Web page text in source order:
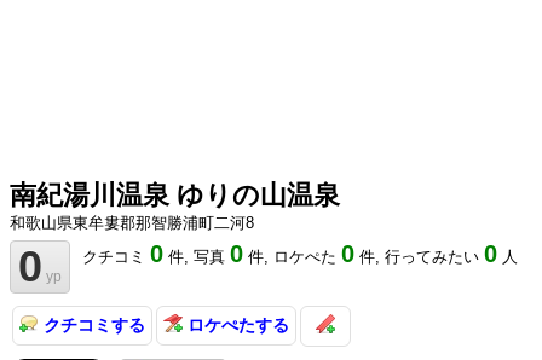
南紀湯川温泉 ゆりの山温泉
和歌山県東牟婁郡那智勝浦町二河8
0 yp
クチコミ 0 件, 写真 0 件, ロケぺた 0 件, 行ってみたい 0 人
クチコミする ロケぺたする